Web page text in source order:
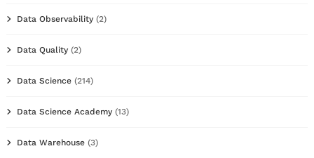
Data Observability (2)
Data Quality (2)
Data Science (214)
Data Science Academy (13)
Data Warehouse (3)